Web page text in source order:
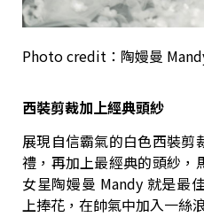
Photo credit：陶嫚曼
西裝剪裁加上經典頭紗
展現自信霸氣的白色西裝剪
禮，再加上最經典的頭紗，
女星陶嫚曼 Mandy 就是最
上捧花，在帥氣中加入一絲